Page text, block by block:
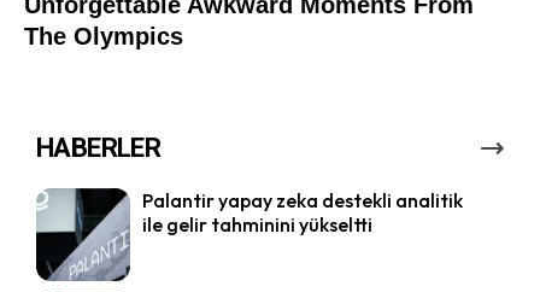
HABERLER
Palantir yapay zeka destekli analitik
ile gelir tahminini yükseltti